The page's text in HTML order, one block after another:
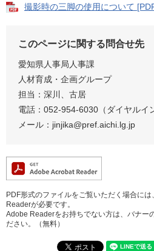
撮影時の三脚の使用について
このページに関する問合せ先
愛知県人事局人事課
人材育成・企画グループ
担当：深川、古居
電話：052-954-6030（ダイヤルイ
メール：jinjika@pref.aichi.lg.jp
PDF形式のファイルをご覧いただく場合に
Readerが必要です。
Adobe Readerをお持ちでない方は、バナー
ださい。（無料）